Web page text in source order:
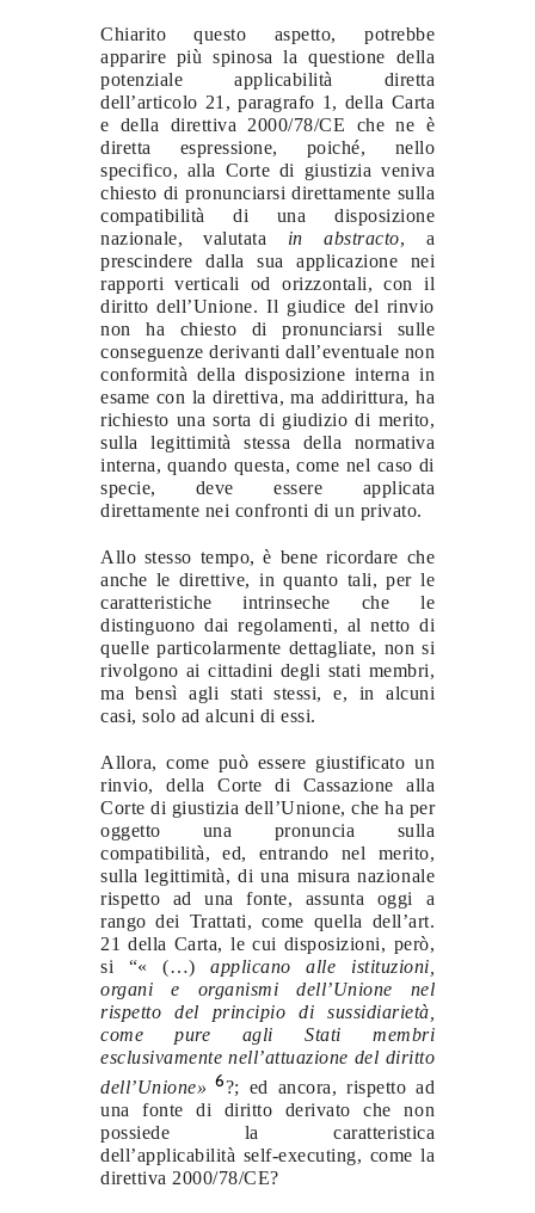
Chiarito questo aspetto, potrebbe
apparire più spinosa la questione della
potenziale applicabilità diretta
dell’articolo 21, paragrafo 1, della Carta
e della direttiva 2000/78/CE che ne è
diretta espressione, poiché, nello
specifico, alla Corte di giustizia veniva
chiesto di pronunciarsi direttamente sulla
compatibilità di una disposizione
nazionale, valutata in abstracto, a
prescindere dalla sua applicazione nei
rapporti verticali od orizzontali, con il
diritto dell’Unione. Il giudice del rinvio
non ha chiesto di pronunciarsi sulle
conseguenze derivanti dall’eventuale non
conformità della disposizione interna in
esame con la direttiva, ma addirittura, ha
richiesto una sorta di giudizio di merito,
sulla legittimità stessa della normativa
interna, quando questa, come nel caso di
specie, deve essere applicata
direttamente nei confronti di un privato.
Allo stesso tempo, è bene ricordare che
anche le direttive, in quanto tali, per le
caratteristiche intrinseche che le
distinguono dai regolamenti, al netto di
quelle particolarmente dettagliate, non si
rivolgono ai cittadini degli stati membri,
ma bensì agli stati stessi, e, in alcuni
casi, solo ad alcuni di essi.
Allora, come può essere giustificato un
rinvio, della Corte di Cassazione alla
Corte di giustizia dell’Unione, che ha per
oggetto una pronuncia sulla
compatibilità, ed, entrando nel merito,
sulla legittimità, di una misura nazionale
rispetto ad una fonte, assunta oggi a
rango dei Trattati, come quella dell’art.
21 della Carta, le cui disposizioni, però,
si “« (…)applicano alle istituzioni,
organi e organismi dell’Unione nel
rispetto del principio di sussidiarietà,
come pure agli Stati membri
esclusivamente nell’attuazione del diritto
dell’Unione» 6?; ed ancora, rispetto ad
una fonte di diritto derivato che non
possiede la caratteristica
dell’applicabilità self-executing, come la
direttiva 2000/78/CE?